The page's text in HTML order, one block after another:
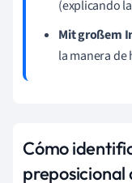
(explicando
Mit großem
la manera de
Cómo
preposicional